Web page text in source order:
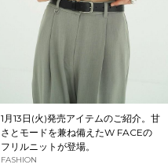
1月13日(火)発売アイテムのご紹介。甘
さとモードを兼ね備えたW FACEの
フリルニットが登場。
FASHION